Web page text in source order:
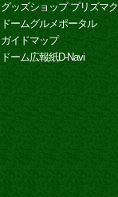
グッズショップ プリズマ
ドームグルメポータル
ガイドマップ
ドーム広報紙D-Navi